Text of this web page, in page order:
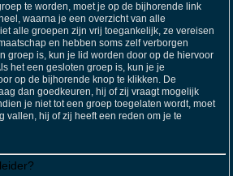
te worden, moet je op de bijhorende link
waarna je een overzicht van alle
alle groepen zijn vrij toegankelijk, ze vereisen
en hebben soms zelf verborgen
groep is, kun je lid worden door op de hiervoor
het een gesloten groep is, kun je je
op de bijhorende knop te klikken. De
dan goedkeuren, hij of zij vraagt mogelijk
je niet tot een groep toegelaten wordt, moet
vallen, hij of zij heeft een reden om je te